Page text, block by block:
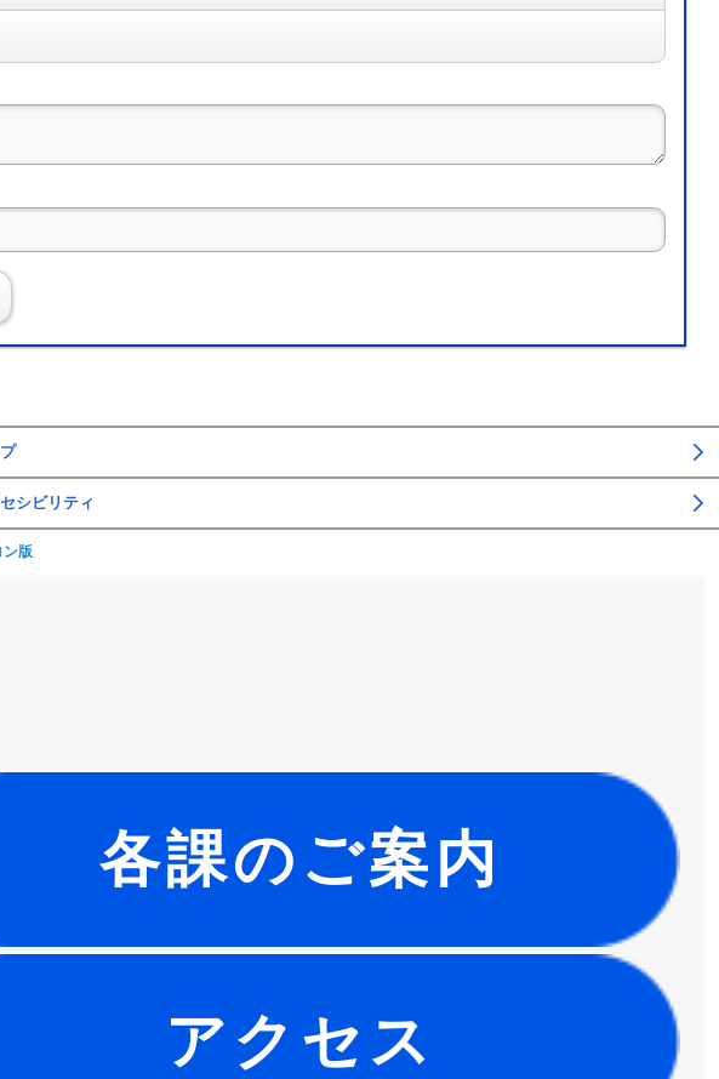
シビリティ
ン版
各課のご案内
アクセス